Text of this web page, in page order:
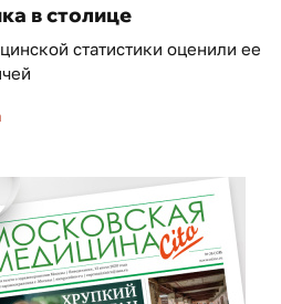
в столице
статистики оценили ее